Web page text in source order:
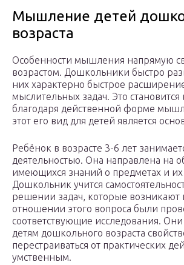
Мышление детей
возраста
Особенности мышления напрямую
возрастом. Дошкольники быстро
них характерно быстрое
мыслительных задач. Это
благодаря действенной форме
этот его вид для детей является
Ребёнок в возрасте 3-6 лет
деятельностью. Она направлена на
имеющихся знаний о предметах и их
Дошкольник учится
решении задач, которые возникают
отношении этого вопроса были
соответствующие исследования. Они
детям дошкольного возраста
перестраиваться от практических
умственным.